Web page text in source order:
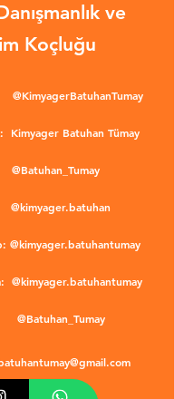
ve
Koçluğu
@KimyagerBatuhanTumay
Kimyager Batuhan Tümay
@Batuhan_Tumay
@kimyager.batuhan
@kimyager.batuhantumay
@kimyager.batuhantumay
@Batuhan_Tumay